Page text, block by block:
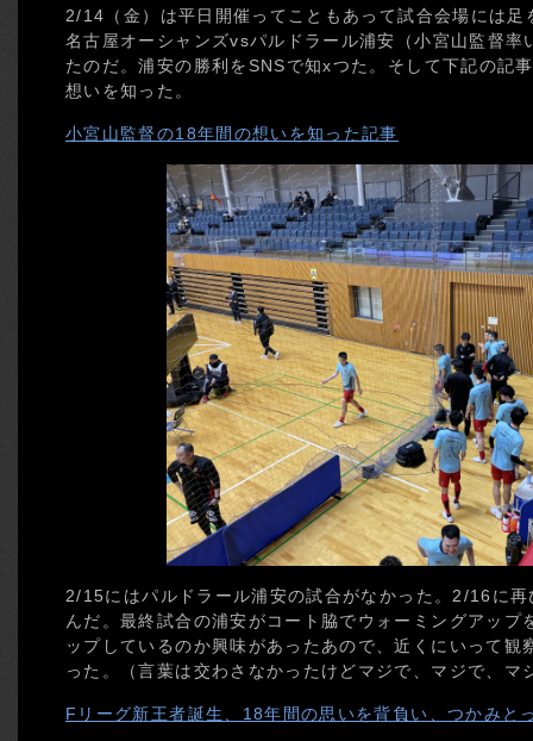
2/14（金）は平日開催ってこともあって試合会場には
名古屋オーシャンズvsパルドラール浦安（小宮山監督率
たのだ。浦安の勝利をSNSで知xつた。そして下記の記
想いを知った。
小宮山監督の18年間の想いを知った記事
2/15にはパルドラール浦安の試合がなかった。2/16に
んだ。最終試合の浦安がコート脇でウォーミングアップ
ップしているのか興味があったあので、近くにいって観
った。（言葉は交わさなかったけどマジで、マジで、マ
Fリーグ新王者誕生、18年間の思いを背負い、つかみと